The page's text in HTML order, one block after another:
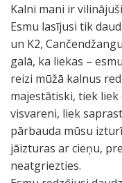
Kalni mani ir
Esmu lasījusi tik
un K2,
galā, ka liekas –
reizi mūžā kalnus
majestātiski, tiek liek
visvareni, liek
pārbauda mūsu
jāizturas ar cieņu,
neatgriezties.